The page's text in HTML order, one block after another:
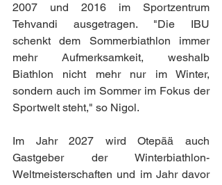
2007 und 2016 im Sportzentrum
Tehvandi ausgetragen. "Die IBU
schenkt dem Sommerbiathlon immer
mehr Aufmerksamkeit, weshalb
Biathlon nicht mehr nur im Winter,
sondern auch im Sommer im Fokus der
Sportwelt steht," so Nigol.
Im Jahr 2027 wird Otepää auch
Gastgeber der Winterbiathlon-
Weltmeisterschaften und im Jahr davor